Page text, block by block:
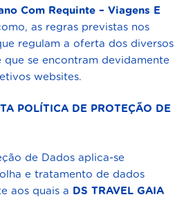
Com Requinte – Viagens E
as regras previstas nos
regulam a oferta dos diversos
que se encontram devidamente
websites.
POLÍTICA DE PROTEÇÃO DE
de Dados aplica-se
e tratamento de dados
aos quais a DS TRAVEL GAIA